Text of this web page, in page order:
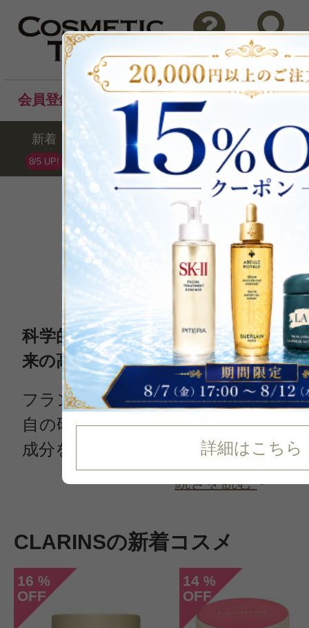
問い合わせ 検索
会員登録後のお買い物でポイントプレゼント！
新着
8/5 UP!
セール ランキング ブ
詳細はこちら
CLARINS
クラランス
全213点 /最大65%OFF
ブランドランキング第2位(07
科学的研究と独自のノウハウが注ぎ
来の高級化粧品
フランス・パリ生まれのクラランス
自の研究所を持ち、長年にわたり、
成分を使った製品を生み出してきま
続きを読む
CLARINSの新着コスメ
16 %
OFF
14 %
OFF